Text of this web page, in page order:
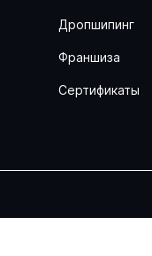
Дропшипинг
Франшиза
Сертификаты